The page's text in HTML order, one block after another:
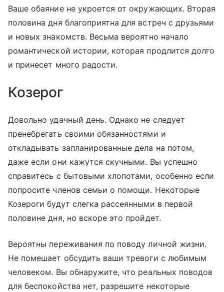
Ваше обаяние не укроется от окружающих. Вторая
половина дня благоприятна для встреч с друзьями
и новых знакомств. Весьма вероятно начало
романтической истории, которая продлится долго
и принесет много радости.
Козерог
Довольно удачный день. Однако не следует
пренебрегать своими обязанностями и
откладывать запланированные дела на потом,
даже если они кажутся скучными. Вы успешно
справитесь с бытовыми хлопотами, особенно если
попросите членов семьи о помощи. Некоторые
Козероги будут слегка рассеянными в первой
половине дня, но вскоре это пройдет.
Вероятны переживания по поводу личной жизни.
Не помешает обсудить ваши тревоги с любимым
человеком. Вы обнаружите, что реальных поводов
для беспокойства нет, разрешите некоторые